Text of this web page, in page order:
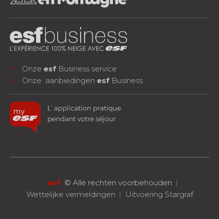
RESERVEREN
Onze esf Business service
Onze aanbiedingen esf Business
esf © Alle rechten voorbehouden
Wettelijke vermeldingen
Uitvoering Stargraf